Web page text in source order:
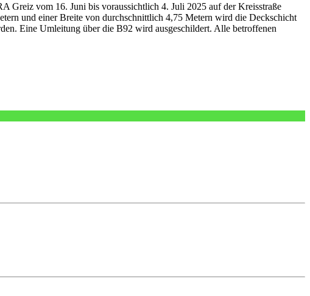
Greiz vom 16. Juni bis voraussichtlich 4. Juli 2025 auf der Kreisstraße
und einer Breite von durchschnittlich 4,75 Metern wird die Deckschicht
Eine Umleitung über die B92 wird ausgeschildert. Alle betroffenen